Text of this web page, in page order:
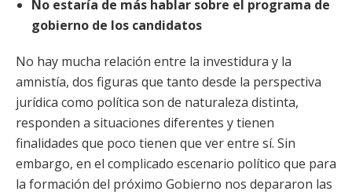
No estaría de más hablar sobre el programa de
gobierno de los candidatos
No hay mucha relación entre la investidura y la
amnistía, dos figuras que tanto desde la perspectiva
jurídica como política son de naturaleza distinta,
responden a situaciones diferentes y tienen
finalidades que poco tienen que ver entre sí. Sin
embargo, en el complicado escenario político que para
la formación del próximo Gobierno nos depararon las